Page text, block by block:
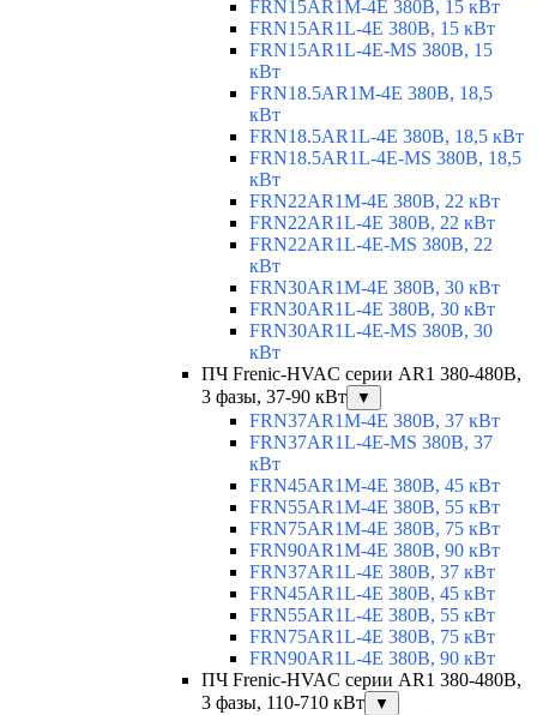
FRN15AR1M-4E 380В, 15 кВт
FRN15AR1L-4E 380В, 15 кВт
FRN15AR1L-4E-MS 380В, 15
кВт
FRN18.5AR1M-4E 380В, 18,5
кВт
FRN18.5AR1L-4E 380В, 18,5 кВт
FRN18.5AR1L-4E-MS 380В, 18,5
кВт
FRN22AR1M-4E 380В, 22 кВт
FRN22AR1L-4E 380В, 22 кВт
FRN22AR1L-4E-MS 380В, 22
кВт
FRN30AR1M-4E 380В, 30 кВт
FRN30AR1L-4E 380В, 30 кВт
FRN30AR1L-4E-MS 380В, 30
кВт
ПЧ Frenic-HVAC серии AR1 380-480В,
3 фазы, 37-90 кВт
▼
FRN37AR1M-4E 380В, 37 кВт
FRN37AR1L-4E-MS 380В, 37
кВт
FRN45AR1M-4E 380В, 45 кВт
FRN55AR1M-4E 380В, 55 кВт
FRN75AR1M-4E 380В, 75 кВт
FRN90AR1M-4E 380В, 90 кВт
FRN37AR1L-4E 380В, 37 кВт
FRN45AR1L-4E 380В, 45 кВт
FRN55AR1L-4E 380В, 55 кВт
FRN75AR1L-4E 380В, 75 кВт
FRN90AR1L-4E 380В, 90 кВт
ПЧ Frenic-HVAC серии AR1 380-480В,
3 фазы, 110-710 кВт
▼